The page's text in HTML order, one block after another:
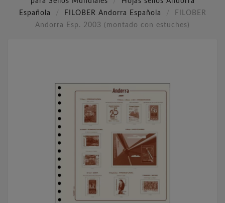
Española
FILOBER Andorra Española
FILOBER
Andorra Esp. 2003 (montado con estuches)